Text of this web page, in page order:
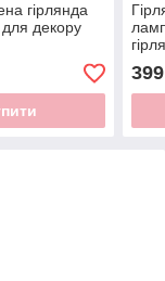
гірлянда
декору
399